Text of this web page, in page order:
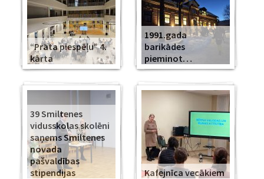
“Prāta piespēļu” 4.
kārta
1991.gada
barikādes
pieminot…
39 Smiltenes
vidusskolas skolēni
saņems Smiltenes
novada
pašvaldības
stipendijas
Kafejnīca vecākiem